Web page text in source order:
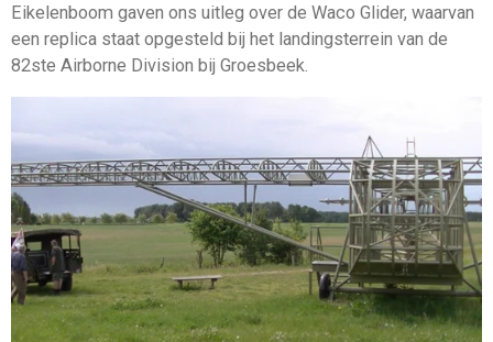
Eikelenboom gaven ons uitleg over de Waco Glider, waarvan
een replica staat opgesteld bij het landingsterrein van de
82ste Airborne Division bij Groesbeek.